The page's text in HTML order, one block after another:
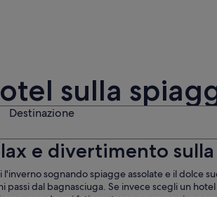
sulla
Destinazione
Destinazione
e divertimento
l'inverno sognando spiagge assolate e il dolce
passi dal bagnasciuga. Se invece scegli un